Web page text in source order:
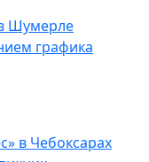
Шумерле
графика
в Чебоксарах